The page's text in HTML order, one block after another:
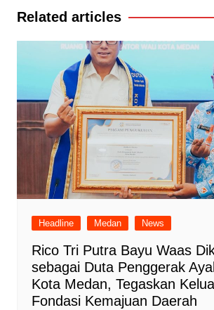
Related articles
Headline Medan News
Rico Tri Putra Bayu Waas
sebagai Duta Penggerak
Kota Medan, Tegaskan
Fondasi Kemajuan Daerah